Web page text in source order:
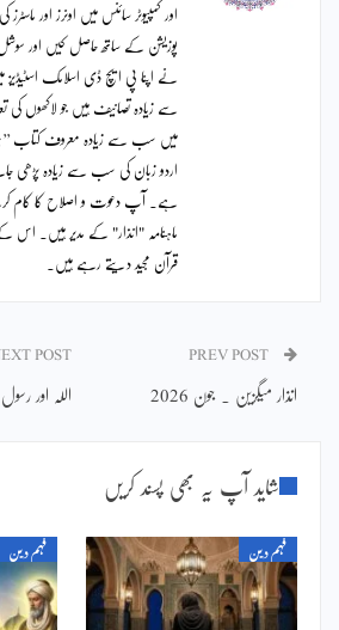
اور کمپیوٹر سائنس میں اونرز اور
پوزیشن کے ساتھ حاصل کیں اور سوشل
نے اپنا پی ایچ ڈی اسلامک
سے زیادہ تصانیف ہیں جو لاکھوں کی
میں سب سے زیادہ معروف کتاب
اردو زبان کی سب سے زیادہ پڑھی
ہے۔ آپ دعوت و اصلاح کا کام
ماہنامہ "انذار" کے مدیر ہیں۔
قرآن مجید دیتے رہے ہیں۔
انذار میگزین ۔ جون 2026
POST
اللہ اور
شاید آپ یہ بھی پسند کریں
فہم دین فہم دین